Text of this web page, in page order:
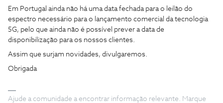
Em Portugal ainda não há uma data fechada para o leilão do
espectro necessário para o lançamento comercial da tecnologia
5G, pelo que ainda não é possível prever a data de
disponibilização para os nossos clientes.
Assim que surjam novidades, divulgaremos.
Obrigada
Ajude a comunidade a encontrar informação relevante. Marque